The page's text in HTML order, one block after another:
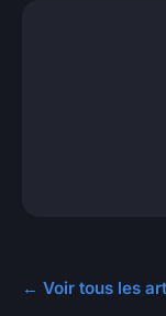
← Voir tous les